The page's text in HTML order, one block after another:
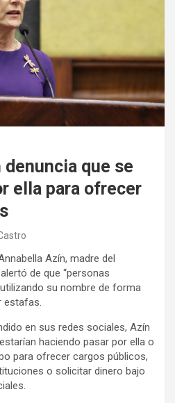
que se
ella para ofrecer
Azín, madre del
de que “personas
su nombre de forma
estafas.
en sus redes sociales, Azín
haciendo pasar por ella o
para ofrecer cargos públicos,
o solicitar dinero bajo